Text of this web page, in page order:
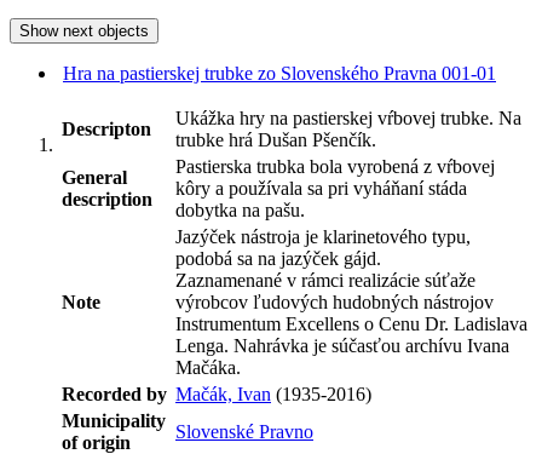
Show next objects
Hra na pastierskej trubke zo Slovenského Pravna 001-01
Descripton
Ukážka hry na pastierskej vŕbovej trubke. Na
trubke hrá Dušan Pšenčík.
General
description
Pastierska trubka bola vyrobená z vŕbovej
kôry a používala sa pri vyháňaní stáda
dobytka na pašu.
Note
Jazýček nástroja je klarinetového typu,
podobá sa na jazýček gájd.
Zaznamenané v rámci realizácie súťaže
výrobcov ľudových hudobných nástrojov
Instrumentum Excellens o Cenu Dr. Ladislava
Lenga. Nahrávka je súčasťou archívu Ivana
Mačáka.
Recorded by Mačák, Ivan (1935-2016)
Municipality
of origin
Slovenské Pravno